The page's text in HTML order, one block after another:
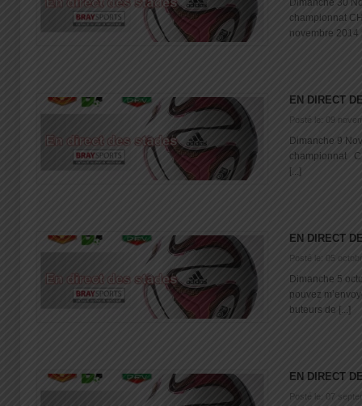
Dimanche 30
championnat
novembre 2014
EN DIRECT
Posté le: 09
Dimanche 9
championnat
[...]
EN DIRECT
Posté le: 05
Dimanche 5
pouvez
buteurs de [...]
EN DIRECT
Posté le: 07